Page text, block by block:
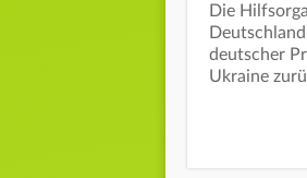
Die
deutscher
Ukraine